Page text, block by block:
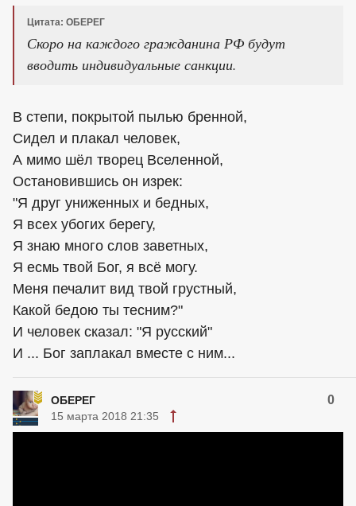
Цитата: ОБЕРЕГ
Скоро на каждого гражданина РФ будут
вводить индивидуальные санкции.
В степи, покрытой пылью бренной,
Сидел и плакал человек,
А мимо шёл творец Вселенной,
Остановившись он изрек:
"Я друг униженных и бедных,
Я всех убогих берегу,
Я знаю много слов заветных,
Я есмь твой Бог, я всё могу.
Меня печалит вид твой грустный,
Какой бедою ты тесним?"
И человек сказал: "Я русский"
И ... Бог заплакал вместе с ним...
ОБЕРЕГ 0
15 марта 2018 21:35